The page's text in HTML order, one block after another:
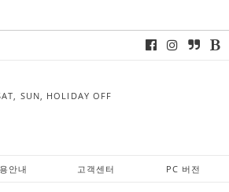
SUN, HOLIDAY OFF
안내 고객센터 PC 버전